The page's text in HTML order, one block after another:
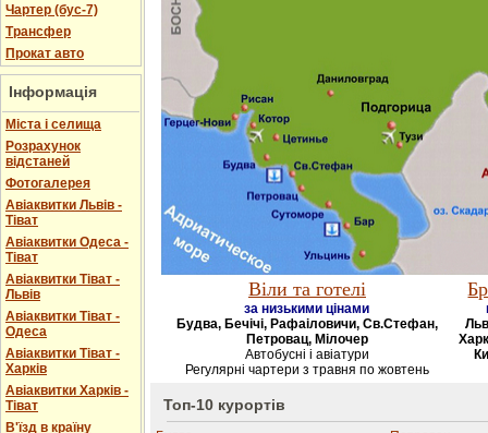
Чартер (бус-7)
Трансфер
Прокат авто
Інформація
Міста і селища
Розрахунок
відстаней
Фотогалерея
Авіаквитки Львів -
Тіват
Авіаквитки Одеса -
Тіват
Авіаквитки Тіват -
Львів
Авіаквитки Тіват -
Одеса
Авіаквитки Тіват -
Харків
Авіаквитки Харків -
Тіват
В'їзд в країну
Віли та готелі
за низькими цінами
Будва, Бечічі, Рафаіловичи, Св.Стефан,
Петровац, Мілочер
Автобусні і авіатури
Регулярні чартери з травня по жовтень
Топ-10 курортів